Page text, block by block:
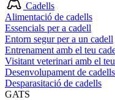
Cadells
Alimentació de cadells
Essencials per a cadell
Entorn segur per a un cadell
Entrenament amb el teu
Visitant veterinari amb el
Desenvolupament de cadells
Desparasitació de cadells
GATS